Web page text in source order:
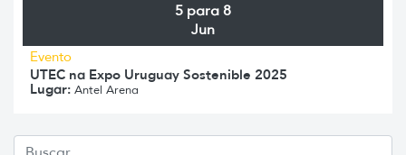
5 para 8
Jun
Evento
UTEC na Expo Uruguay Sostenible 2025
Lugar: Antel Arena